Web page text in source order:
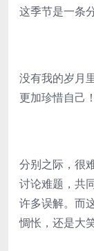
这季节是一条
没有我的岁月
更加珍惜自己！
分别之际，很
讨论难题，共
许多误解。而
惆怅，还是大